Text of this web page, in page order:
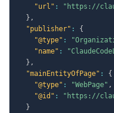
"url" :
"https://
} ,
"publisher" :
{
"@type" :
"name" :
} ,
"mainEntityOfPage" :
{
"@type" : "WebPage" ,
"@id" :
"https://
}